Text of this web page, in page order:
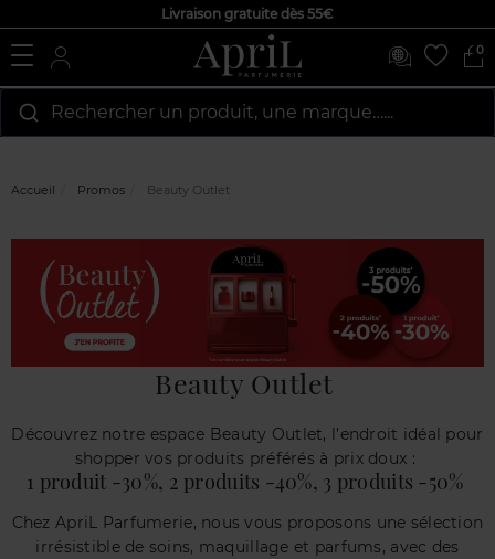
Livraison gratuite dès 55€
0
Rechercher un produit, une marque…...
Accueil Promos Beauty Outlet
Beauty Outlet
Découvrez notre espace Beauty Outlet, l’endroit idéal pour
shopper vos produits préférés à prix doux :
1 produit -30%, 2 produits -40%, 3 produits -50%
Chez ApriL Parfumerie, nous vous proposons une sélection
irrésistible de soins, maquillage et parfums, avec des